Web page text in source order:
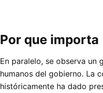
Por que importa
En paralelo, se observa un
humanos del gobierno. La
históricamente ha dado